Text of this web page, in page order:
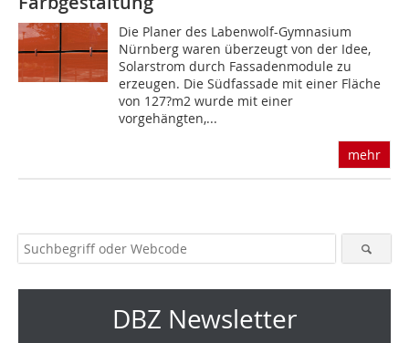
Die Planer des Labenwolf-Gymnasium
Nürnberg waren überzeugt von der Idee,
Solarstrom durch Fassadenmodule zu
erzeugen. Die Südfassade mit einer Fläche
von 127?m2 wurde mit einer
vorgehängten,...
mehr
DBZ Newsletter